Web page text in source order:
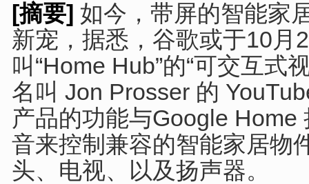
[摘要] 如今，带屏的智能家
新宠，据悉，谷歌或于10月
叫“Home Hub”的“可交互式
名叫 Jon Prosser 的
产品的功能与Google
音来控制兼容的智能家居物
头、电视、以及扬声器。